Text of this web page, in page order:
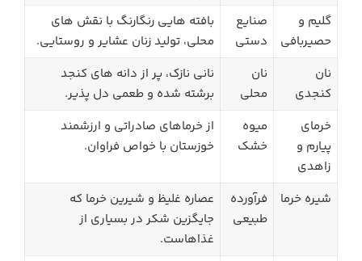
گلیم و
حصیربافی
صنایع
دستی
بافته هایی رنگارنگ با نقش های
محلی، تولید زنان عشایر و روستایی.
نان
کنجدی
نان
محلی
نانی نازک، پر از دانه های کنجد
برشته شده و طعمی دل پذیر.
خرمای
پیارم و
زاهدی
میوه
خشک
از خرماهای صادراتی و ارزشمند
خوزستان با خواص فراوان.
شیره خرما
فرآورده
طبیعی
عصاره غلیظ و شیرین خرما که
جایگزین شکر در بسیاری از
غذاهاست.